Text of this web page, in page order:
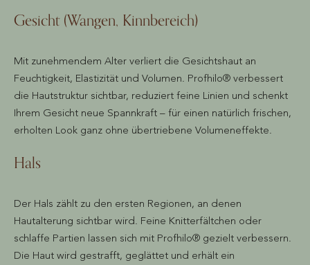
Gesicht (Wangen, Kinnbereich)
Mit zunehmendem Alter verliert die Gesichtshaut an
Feuchtigkeit, Elastizität und Volumen. Profhilo® verbessert
die Hautstruktur sichtbar, reduziert feine Linien und schenkt
Ihrem Gesicht neue Spannkraft – für einen natürlich frischen,
erholten Look ganz ohne übertriebene Volumeneffekte.
Hals
Der Hals zählt zu den ersten Regionen, an denen
Hautalterung sichtbar wird. Feine Knitterfältchen oder
schlaffe Partien lassen sich mit Profhilo® gezielt verbessern.
Die Haut wird gestrafft, geglättet und erhält ein